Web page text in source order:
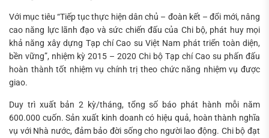
Với mục tiêu “Tiếp tục thực hiện dân chủ – đoàn kết – đổi mới, nâng
cao năng lực lãnh đạo và sức chiến đấu của Chi bộ, phát huy mọi
khả năng xây dựng Tạp chí Cao su Việt Nam phát triển toàn diện,
bền vững”, nhiệm kỳ 2015 – 2020 Chi bộ Tạp chí Cao su phấn đấu
hoàn thành tốt nhiệm vụ chính trị theo chức năng nhiệm vụ được
giao.
Duy trì xuất bản 2 kỳ/tháng, tổng số báo phát hành mỗi năm
600.000 cuốn. Sản xuất kinh doanh có hiệu quả, hoàn thành nghĩa
vụ với Nhà nước, đảm bảo đời sống cho người lao động. Chi bộ đạt